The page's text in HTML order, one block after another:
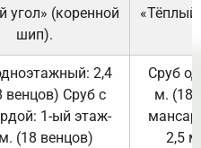
угол» (коренной
шип).
«Тёплый
2,4
венцов) Сруб с
1-ый этаж-
(18 венцов)
Сруб
м. (18
2,5